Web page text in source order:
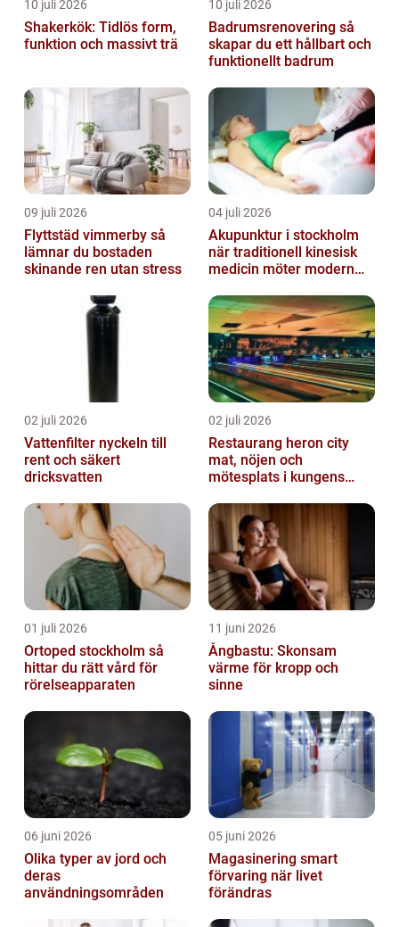
10 juli 2026
Shakerkök: Tidlös form,
funktion och massivt trä
10 juli 2026
Badrumsrenovering så
skapar du ett hållbart och
funktionellt badrum
09 juli 2026
Flyttstäd vimmerby så
lämnar du bostaden
skinande ren utan stress
04 juli 2026
Akupunktur i stockholm
när traditionell kinesisk
medicin möter modern
02 juli 2026
Vattenfilter nyckeln till
rent och säkert
dricksvatten
02 juli 2026
Restaurang heron city
mat, nöjen och
mötesplats i kungens
01 juli 2026
Ortoped stockholm så
hittar du rätt vård för
rörelseapparaten
11 juni 2026
Ångbastu: Skonsam
värme för kropp och
sinne
06 juni 2026
Olika typer av jord och
deras
användningsområden
05 juni 2026
Magasinering smart
förvaring när livet
förändras